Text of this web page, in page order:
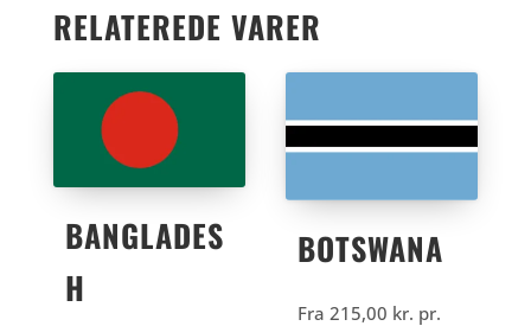
RELATEREDE VARER
BANGLADES
H
BOTSWANA
Fra 215,00 kr. pr.